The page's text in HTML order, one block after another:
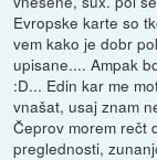
Evropske karte so
vem kako je dobr
upisane.... Ampak
:D... Edin kar me
vnašat, usaj znam
Čeprov morem rečt
preglednosti,